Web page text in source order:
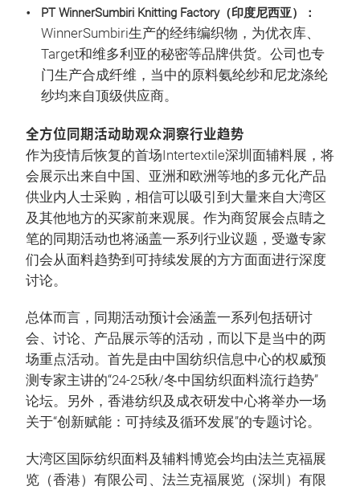
PT WinnerSumbiri Knitting Factory（印度尼西亚）：
WinnerSumbiri生产的经纬编织物，为优衣库、
Target和维多利亚的秘密等品牌供货。公司也专
门生产合成纤维，当中的原料氨纶纱和尼龙涤纶
纱均来自顶级供应商。
全方位同期活动助观众洞察行业趋势
作为疫情后恢复的首场Intertextile深圳面辅料展，将
会展示出来自中国、亚洲和欧洲等地的多元化产品
供业内人士采购，相信可以吸引到大量来自大湾区
及其他地方的买家前来观展。作为商贸展会点睛之
笔的同期活动也将涵盖一系列行业议题，受邀专家
们会从面料趋势到可持续发展的方方面面进行深度
讨论。
总体而言，同期活动预计会涵盖一系列包括研讨
会、讨论、产品展示等的活动，而以下是当中的两
场重点活动。首先是由中国纺织信息中心的权威预
测专家主讲的“24-25秋/冬中国纺织面料流行趋势”
论坛。另外，香港纺织及成衣研发中心将举办一场
关于“创新赋能：可持续及循环发展”的专题讨论。
大湾区国际纺织面料及辅料博览会均由法兰克福展
览（香港）有限公司、法兰克福展览（深圳）有限